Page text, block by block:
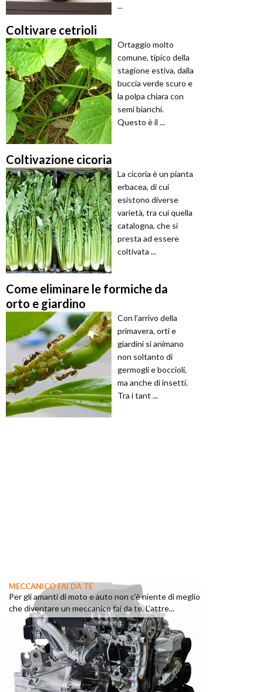
...
Coltivare cetrioli
Ortaggio molto
comune, tipico della
stagione estiva, dalla
buccia verde scuro e
la polpa chiara con
semi bianchi.
Questo è il ...
Coltivazione cicoria
La cicoria è un pianta
erbacea, di cui
esistono diverse
varietà, tra cui quella
catalogna, che si
presta ad essere
coltivata ...
Come eliminare le formiche da
orto e giardino
Con l'arrivo della
primavera, orti e
giardini si animano
non soltanto di
germogli e boccioli,
ma anche di insetti.
Tra i tant ...
MECCANICO FAI DA TE
Per gli amanti di moto e auto non c’è niente di meglio
che diventare un meccanico fai da te. L’attre...